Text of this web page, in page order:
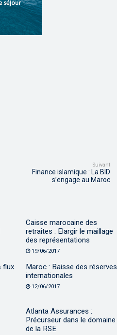
Suivant
Finance islamique : La BID
s’engage au Maroc
Caisse marocaine des
retraites : Elargir le maillage
des représentations
19/06/2017
flux
Maroc : Baisse des réserves
internationales
12/06/2017
Atlanta Assurances :
Précurseur dans le domaine
de la RSE